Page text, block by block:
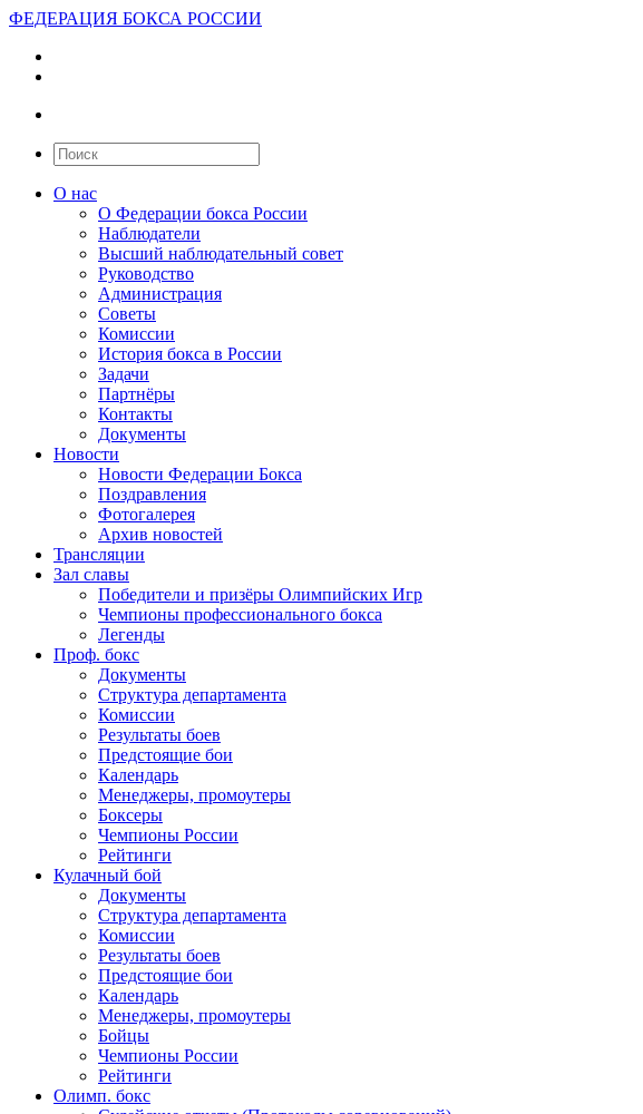
ФЕДЕРАЦИЯ БОКСА РОССИИ
О нас
О Федерации бокса России
Наблюдатели
Высший наблюдательный совет
Руководство
Администрация
Советы
Комиссии
История бокса в России
Задачи
Партнёры
Контакты
Документы
Новости
Новости Федерации Бокса
Поздравления
Фотогалерея
Архив новостей
Трансляции
Зал славы
Победители и призёры Олимпийских Игр
Чемпионы профессионального бокса
Легенды
Проф. бокс
Документы
Структура департамента
Комиссии
Результаты боев
Предстоящие бои
Календарь
Менеджеры, промоутеры
Боксеры
Чемпионы России
Рейтинги
Кулачный бой
Документы
Структура департамента
Комиссии
Результаты боев
Предстоящие бои
Календарь
Менеджеры, промоутеры
Бойцы
Чемпионы России
Рейтинги
Олимп. бокс